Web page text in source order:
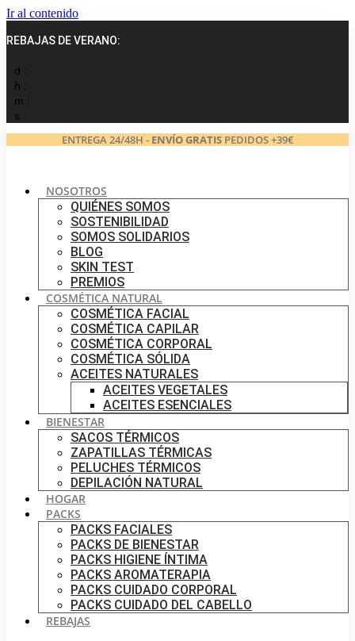
Ir al contenido
REBAJAS DE VERANO:
d :
h :
m :
s
ENTREGA 24/48H - ENVÍO GRATISPEDIDOS +39€
NOSOTROS
QUIÉNES SOMOS
SOSTENIBILIDAD
SOMOS SOLIDARIOS
BLOG
SKIN TEST
PREMIOS
COSMÉTICA NATURAL
COSMÉTICA FACIAL
COSMÉTICA CAPILAR
COSMÉTICA CORPORAL
COSMÉTICA SÓLIDA
ACEITES NATURALES
ACEITES VEGETALES
ACEITES ESENCIALES
BIENESTAR
SACOS TÉRMICOS
ZAPATILLAS TÉRMICAS
PELUCHES TÉRMICOS
DEPILACIÓN NATURAL
HOGAR
PACKS
PACKS FACIALES
PACKS DE BIENESTAR
PACKS HIGIENE ÍNTIMA
PACKS AROMATERAPIA
PACKS CUIDADO CORPORAL
PACKS CUIDADO DEL CABELLO
REBAJAS